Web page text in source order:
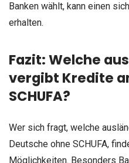
Banken wählt, kann einen
erhalten.
Fazit: Welche
vergibt Kredite
SCHUFA?
Wer sich fragt, welche
Deutsche ohne SCHUFA,
Möglichkeiten. Besonders